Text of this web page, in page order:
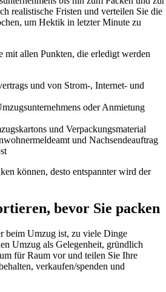
realistische Fristen und verteilen Sie die
um Hektik in letzter Minute zu
mit allen Punkten, die erledigt werden
und von Strom-, Internet- und
oder Anmietung
und Verpackungsmaterial
und Nachsendeauftrag
können, desto entspannter wird der
bevor Sie packen
beim Umzug ist, zu viele Dinge
Umzug als Gelegenheit, gründlich
für Raum vor und teilen Sie Ihre
verkaufen/spenden und